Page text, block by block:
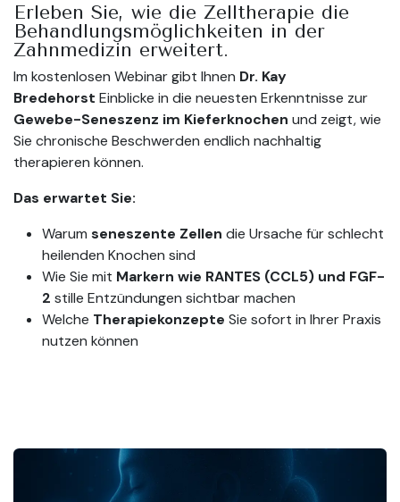
Erleben Sie, wie die Zelltherapie die
Behandlungsmöglichkeiten in der
Zahnmedizin erweitert.
Im kostenlosen Webinar gibt Ihnen Dr. Kay
Bredehorst Einblicke in die neuesten Erkenntnisse zur
Gewebe-Seneszenz im Kieferknochen und zeigt, wie
Sie chronische Beschwerden endlich nachhaltig
therapieren können.
Das erwartet Sie:
Warum seneszente Zellen die Ursache für schlecht
heilenden Knochen sind
Wie Sie mit Markern wie RANTES (CCL5) und FGF-
2 stille Entzündungen sichtbar machen
Welche Therapiekonzepte Sie sofort in Ihrer Praxis
nutzen können